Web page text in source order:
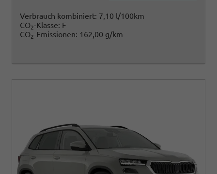
Verbrauch kombiniert: 7,10 l/100km
CO2-Klasse: F
CO2-Emissionen: 162,00 g/km